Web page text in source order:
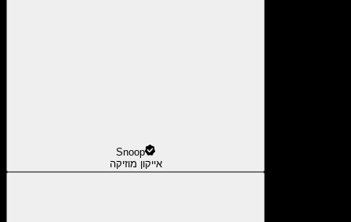
Snoop
אייקון מוזיקה